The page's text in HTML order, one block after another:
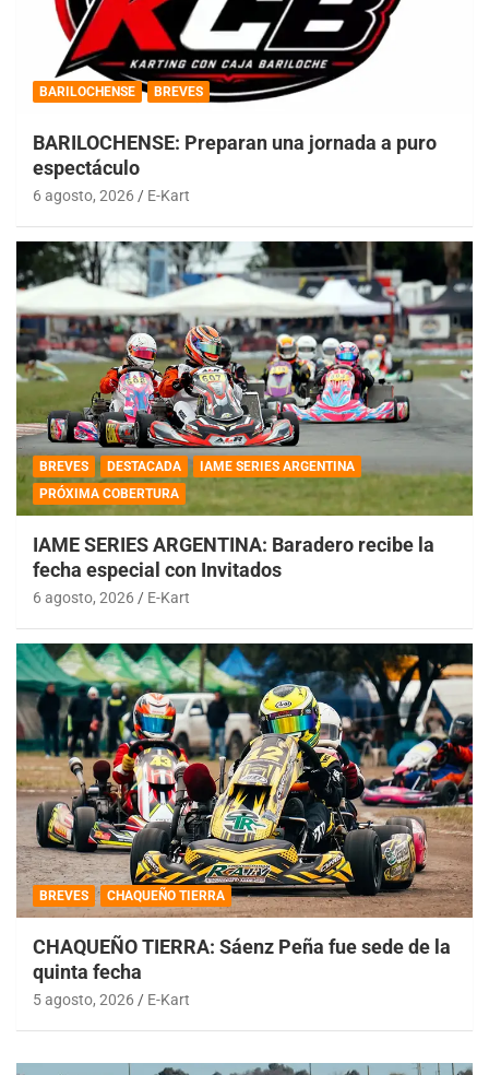
BARILOCHENSE BREVES
BARILOCHENSE: Preparan una jornada a puro
espectáculo
6 agosto, 2026 E-Kart
BREVES DESTACADA
IAME SERIES ARGENTINA
PRÓXIMA COBERTURA
IAME SERIES ARGENTINA: Baradero recibe la
fecha especial con Invitados
6 agosto, 2026 E-Kart
BREVES CHAQUEÑO TIERRA
CHAQUEÑO TIERRA: Sáenz Peña fue sede de la
quinta fecha
5 agosto, 2026 E-Kart